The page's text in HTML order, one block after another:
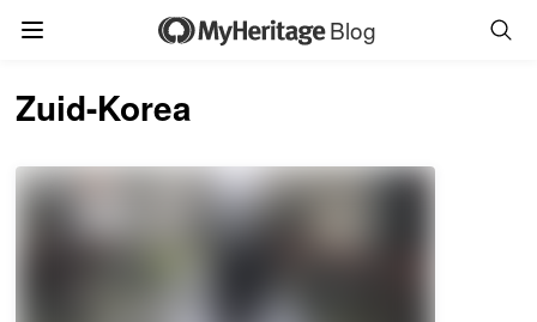
Blog
Zuid-Korea